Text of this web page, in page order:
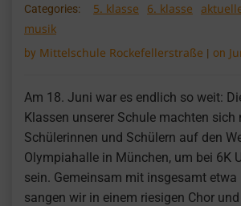
Categories: 5. klasse 6. klasse
musik
by Mittelschule Rockefellerstraße | on
Am 18. Juni war es endlich so weit:
Klassen unserer Schule machten sich
Schülerinnen und Schülern auf den
Olympiahalle in München, um bei 6K
sein. Gemeinsam mit insgesamt etwa
sangen wir in einem riesigen Chor